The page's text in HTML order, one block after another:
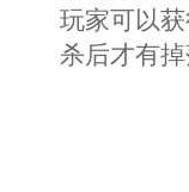
玩家可以
杀后才有